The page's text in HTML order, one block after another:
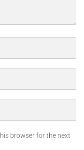
browser for the next